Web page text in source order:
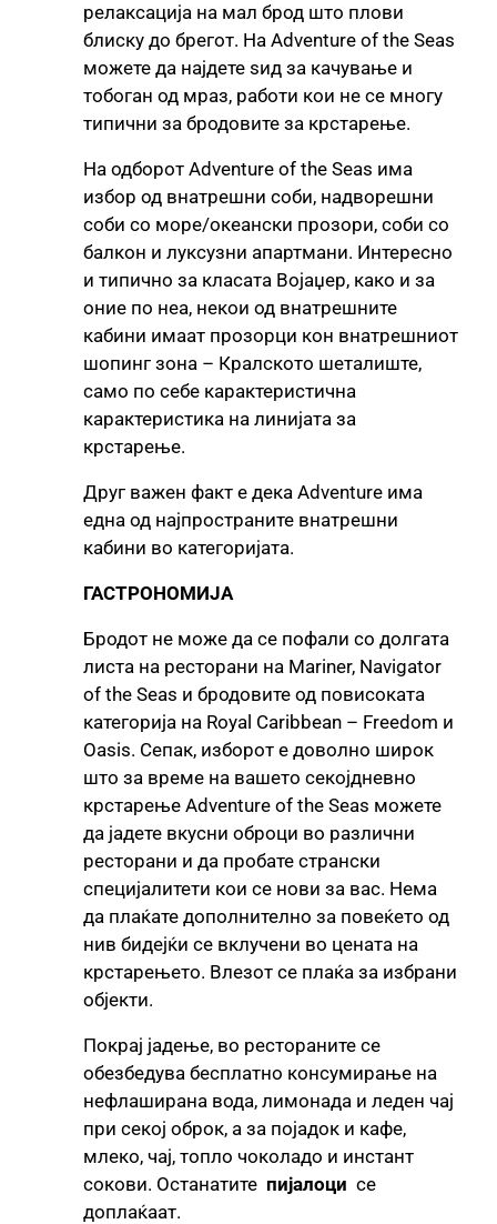
релаксација на мал брод што плови
блиску до брегот. На Adventure of the Seas
можете да најдете ѕид за качување и
тобоган од мраз, работи кои не се многу
типични за бродовите за крстарење.
На одборот Adventure of the Seas има
избор од внатрешни соби, надворешни
соби со море/океански прозори, соби со
балкон и луксузни апартмани. Интересно
и типично за класата Војаџер, како и за
оние по неа, некои од внатрешните
кабини имаат прозорци кон внатрешниот
шопинг зона – Кралското шеталиште,
само по себе карактеристична
карактеристика на линијата за
крстарење.
Друг важен факт е дека Adventure има
една од најпространите внатрешни
кабини во категоријата.
ГАСТРОНОМИЈА
Бродот не може да се пофали со долгата
листа на ресторани на Mariner, Navigator
of the Seas и бродовите од повисоката
категорија на Royal Caribbean – Freedom и
Oasis. Сепак, изборот е доволно широк
што за време на вашето секојдневно
крстарење Adventure of the Seas можете
да јадете вкусни оброци во различни
ресторани и да пробате странски
специјалитети кои се нови за вас. Нема
да плаќате дополнително за повеќето од
нив бидејќи се вклучени во цената на
крстарењето. Влезот се плаќа за избрани
објекти.
Покрај јадење, во рестораните се
обезбедува бесплатно консумирање на
нефлаширана вода, лимонада и леден чај
при секој оброк, а за појадок и кафе,
млеко, чај, топло чоколадо и инстант
сокови. Останатите пијалоци се
доплаќаат.